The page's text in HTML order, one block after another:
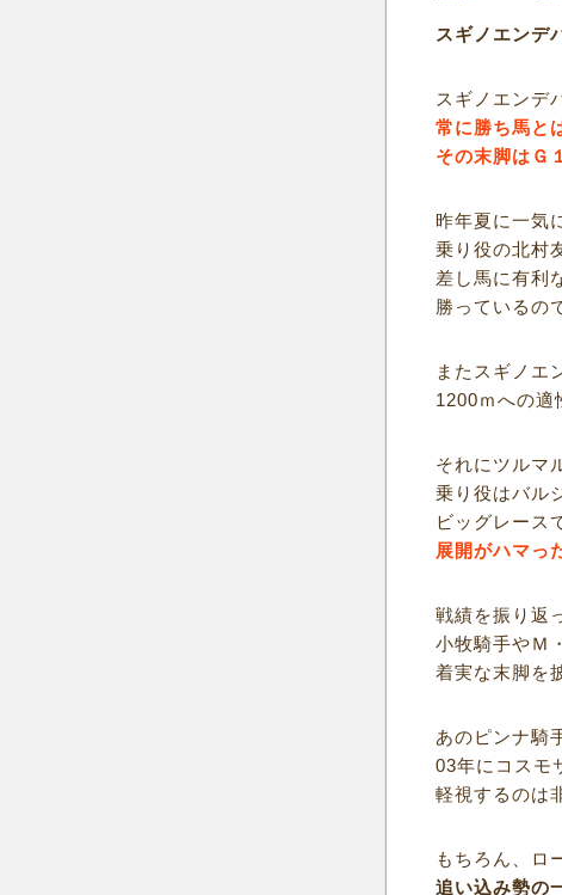
スギノエンデ
スギノエンデ
常に勝ち馬と
その末脚はＧ
昨年夏に一気
乗り役の北村
差し馬に有利
勝っているの
またスギノエ
1200ｍへの適
それにツルマ
乗り役はバル
ビッグレース
展開がハマっ
戦績を振り返
小牧騎手やＭ
着実な末脚を
あのピンナ騎
03年にコスモ
軽視するのは
もちろん、ロ
追い込み勢の